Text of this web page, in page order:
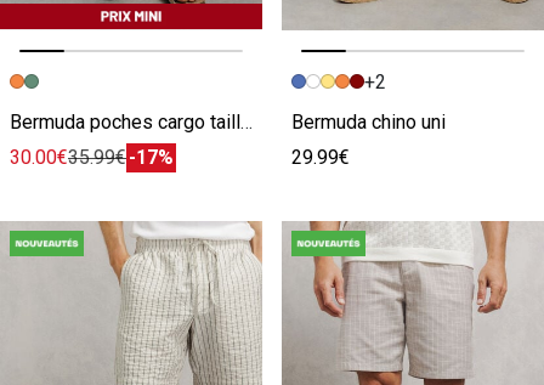
Image précédente
Image suivante
Bermuda poches cargo taille élastiquée
30.00€35.99€-17%
Image précédente
Image suivante
+2
Bermuda chino uni
29.99€